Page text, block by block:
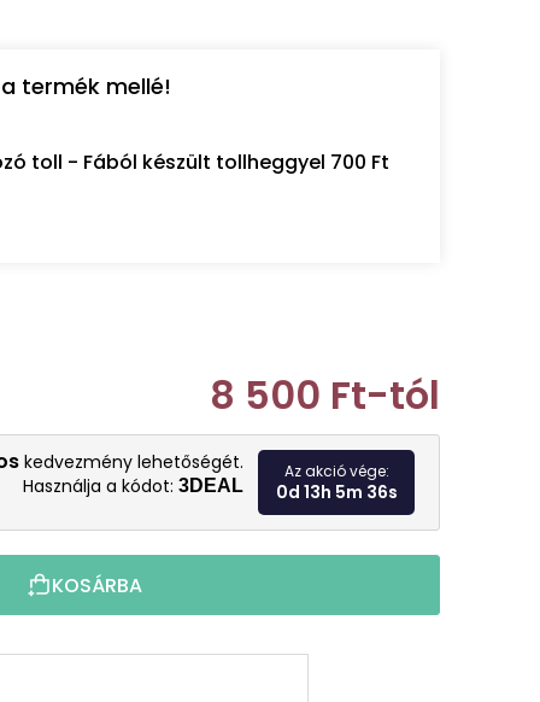
termék mellé!
toll - Fából készült tollheggyel 700 Ft
8 500 Ft-tól
Egységár:
kedvezmény lehetőségét.
Használja a kódot: 3DEAL
Az akció vége:
0d 13h 5m 34s
KOSÁRBA